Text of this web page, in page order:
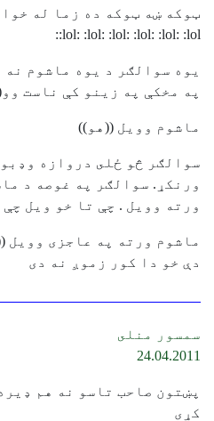
:lol: :lol: :lol: :lol: :lol: :lol:
يوه سوالګر د يوه ماشوم نه
په مخكې په زينو كې ناست
ماشوم وويل ((هو))
سوالګر څو ځلى دروازه
ورنكړ. سوالګر په غوصه د
ورته وويل . چې تا خو ويل چې
ماشوم ورته په عاجزى وويل
دې خو دا كور زموږ نه دى
سمسور منلى
24.04.2011
پښتون صاحب تاسو نه هم
کړی